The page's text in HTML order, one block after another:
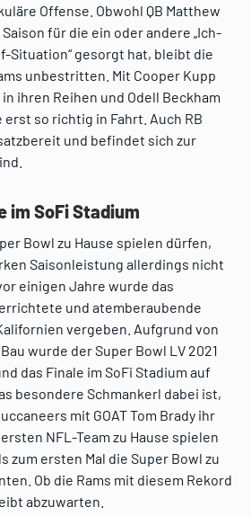
Offense. Obwohl QB Matthew
für die ein oder andere „Ich-
Situation“ gesorgt hat, bleibt die
unbestritten. Mit Cooper Kupp
ihren Reihen und Odell Beckham
so richtig in Fahrt. Auch RB
und befindet sich zur
im SoFi Stadium
Bowl zu Hause spielen dürfen,
Saisonleistung allerdings nicht
einigen Jahre wurde das
und atemberaubende
vergeben. Aufgrund von
wurde der Super Bowl LV 2021
das Finale im SoFi Stadium auf
besondere Schmankerl dabei ist,
mit GOAT Tom Brady ihr
NFL-Team zu Hause spielen
zum ersten Mal die Super Bowl zu
Ob die Rams mit diesem Rekord
abzuwarten.